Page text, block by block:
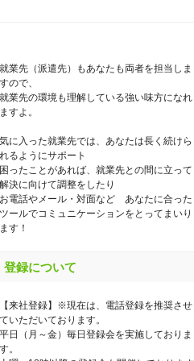
業先（派遣先）もあなたも両者を担当しま
ので、
業先の環境も理解している強い味方になれ
すよ。
に入った就業先では、あなたは長く続けら
るようにサポート
ったことがあれば、就業先との間に立って
決に向けて調整をしたり
電話やメール・対面など あなたに合った
ールでコミュニケーションをとってまいり
す！
登録について
来社登録】※現在は、電話登録を推奨させ
いただいております。
日（月～金）毎日登録会を実施しておりま
。